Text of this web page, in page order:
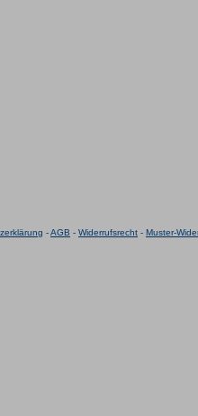
-AGB - Widerrufsrecht - Muster-